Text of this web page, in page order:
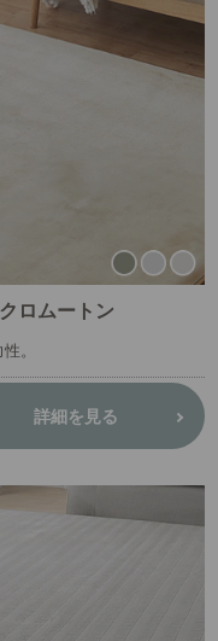
ロムートン
。
詳細を見る